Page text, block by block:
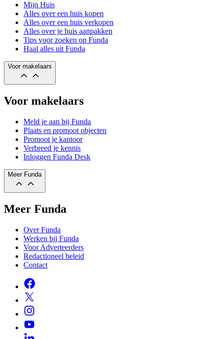
Mijn Huis
Alles over een huis kopen
Alles over een huis verkopen
Alles over je huis aanpakken
Tips voor zoeken op Funda
Haal alles uit Funda
Voor makelaars
Voor makelaars
Meld je aan bij Funda
Plaats en promoot objecten
Promoot je kantoor
Verbreed je kennis
Inloggen Funda Desk
Meer Funda
Meer Funda
Over Funda
Werken bij Funda
Voor Adverteerders
Redactioneel beleid
Contact